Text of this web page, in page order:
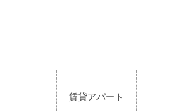
賃貸アパート